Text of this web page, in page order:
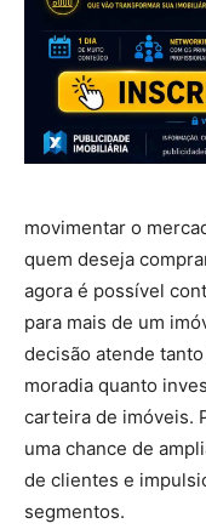
movimentar o
quem deseja
agora é possível
para mais de um
decisão atende
moradia quanto
carteira de imóveis.
uma chance de
de clientes e
segmentos.